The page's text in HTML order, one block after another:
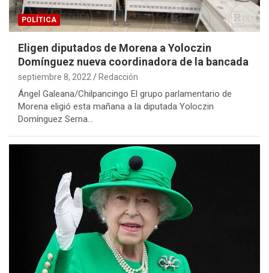
POLÍTICA
Eligen diputados de Morena a Yoloczin
Domínguez nueva coordinadora de la bancada
septiembre 8, 2022 Redacción
Ángel Galeana/Chilpancingo El grupo parlamentario de
Morena eligió esta mañana a la diputada Yoloczin
Domínguez Serna…